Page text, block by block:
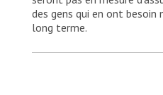
des gens qui en ont
long terme.